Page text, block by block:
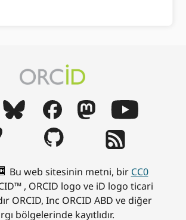
Bu web sitesinin metni, bir CC0
, ORCID logo ve iD logo ticari
ORCID, Inc ORCID ABD ve diğer
bölgelerinde kayıtlıdır.